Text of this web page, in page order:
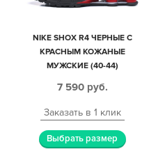
NIKE SHOX R4 ЧЕРНЫЕ С
КРАСНЫМ КОЖАНЫЕ
МУЖСКИЕ (40-44)
7 590 руб.
Заказать в 1 клик
Выбрать размер